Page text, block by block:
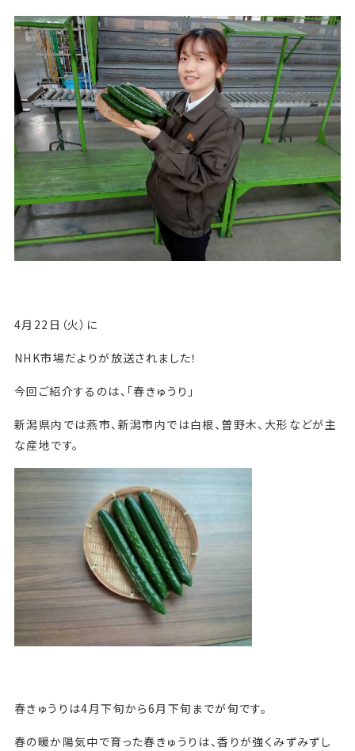
4月22日（火）に
NHK市場だよりが放送されました！
今回ご紹介するのは、「春きゅうり」
新潟県内では燕市、新潟市内では白根、曽野木、大形などが主
な産地です。
春きゅうりは4月下旬から6月下旬までが旬です。
春の暖か陽気中で育った春きゅうりは、香りが強くみずみずし